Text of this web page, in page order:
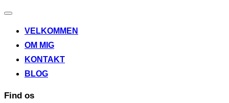
Slå
til/fraVELKOMMEN
OM MIG
KONTAKT
BLOG
Find os